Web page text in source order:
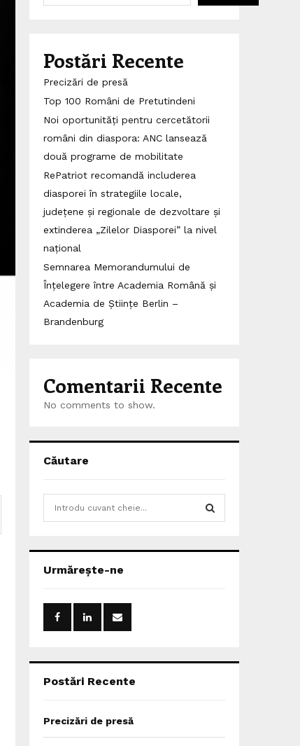
Postări Recente
Precizări de presă
Top 100 Români de Pretutindeni
Noi oportunități pentru cercetătorii
români din diaspora: ANC lansează
două programe de mobilitate
RePatriot recomandă includerea
diasporei în strategiile locale,
județene și regionale de dezvoltare și
extinderea „Zilelor Diasporei” la nivel
național
Semnarea Memorandumului de
Înțelegere între Academia Română și
Academia de Științe Berlin –
Brandenburg
Comentarii Recente
No comments to show.
Căutare
h
o
:
Urmărește-ne
Postări Recente
Precizări de presă